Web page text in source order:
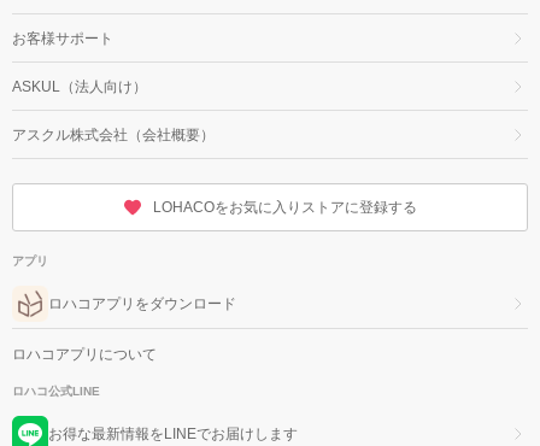
お客様サポート
ASKUL（法人向け）
アスクル株式会社（会社概要）
LOHACOをお気に入りストアに登録する
アプリ
ロハコアプリをダウンロード
ロハコアプリについて
ロハコ公式LINE
お得な最新情報をLINEでお届けします